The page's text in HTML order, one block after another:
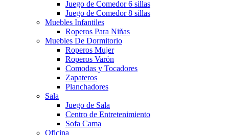
Juego de Comedor 6 sillas
Juego de Comedor 8 sillas
Muebles Infantiles
Roperos Para Niñas
Muebles De Dormitorio
Roperos Mujer
Roperos Varón
Comodas y Tocadores
Zapateros
Planchadores
Sala
Juego de Sala
Centro de Entretenimiento
Sofa Cama
Oficina